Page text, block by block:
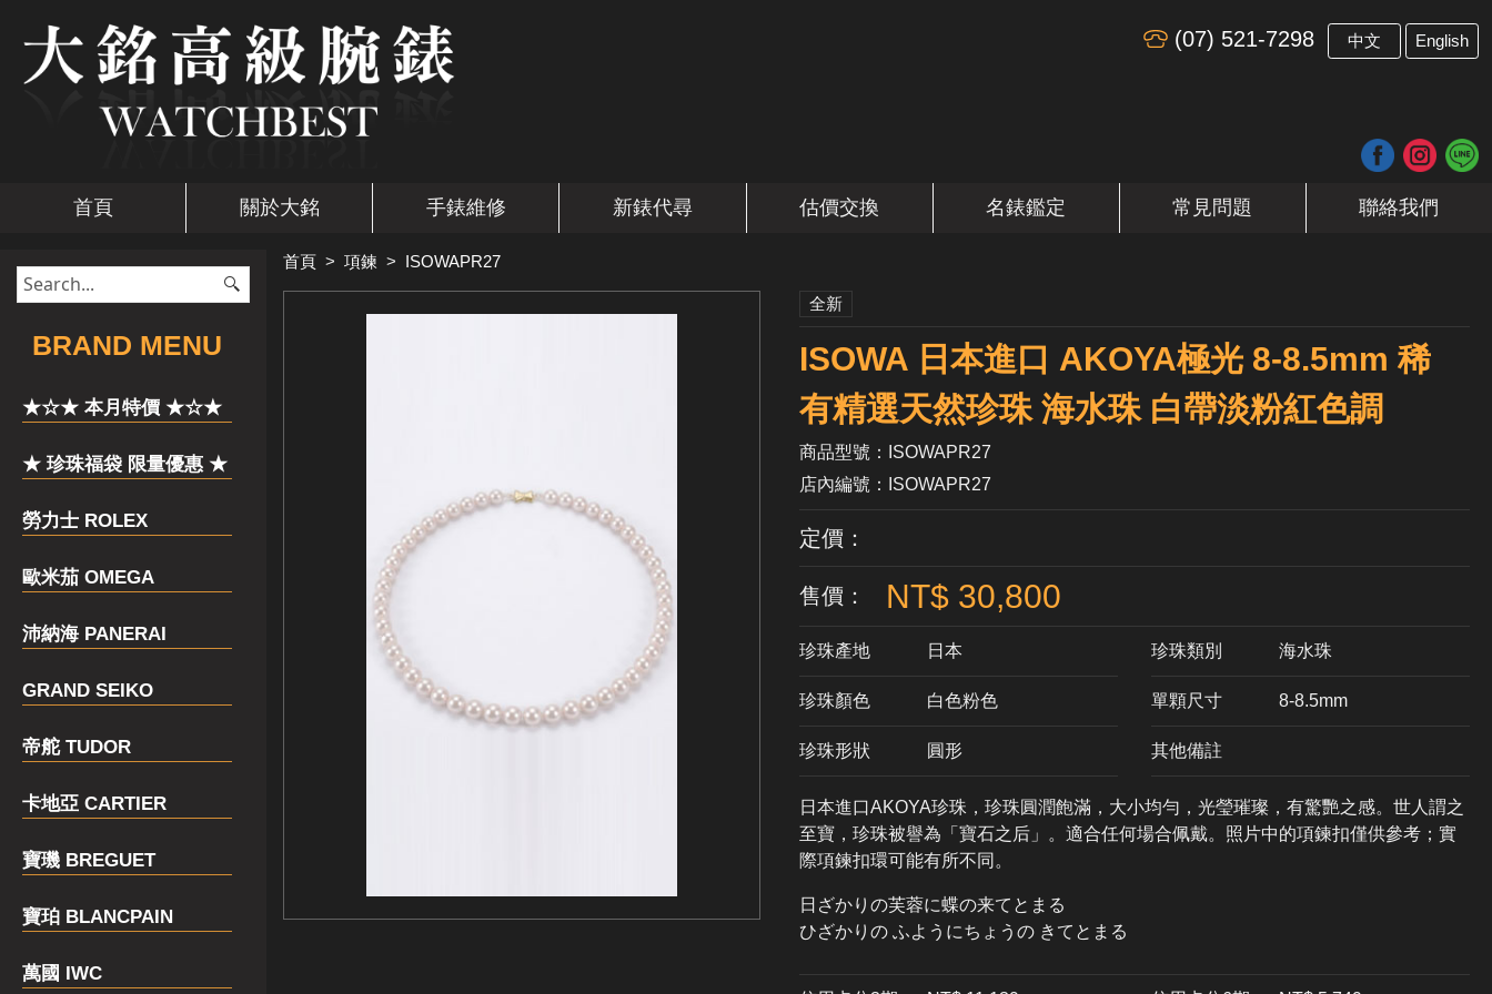
(07) 521-7298 中文 English
首頁 關於大銘 手錶維修 新錶代尋 估價交換 名錶鑑定 常見問題 聯絡我們
​BRAND MENU
★☆★ 本月特價 ★☆★
★ 珍珠福袋 限量優惠 ★
勞力士 ROLEX
歐米茄 OMEGA
沛納海 PANERAI
GRAND SEIKO
帝舵 TUDOR
卡地亞 CARTIER
寶璣 BREGUET
寶珀 BLANCPAIN
萬國 IWC
首頁 > 項鍊 > ISOWAPR27
全新
ISOWA 日本進口 AKOYA極光 8-8.5mm 稀
有精選天然珍珠 海水珠 白帶淡粉紅色調
商品型號：ISOWAPR27
店內編號：ISOWAPR27
定價：
售價： NT$ 30,800
珍珠產地 日本 珍珠類別 海水珠
珍珠顏色 ​白色粉色 單顆尺寸 8-8.5mm
珍珠形狀 圓形 其他備註
日本進口AKOYA珍珠，珍珠圓潤飽滿，大小均勻，光瑩璀璨，有驚艷之感。世人謂之
至寶，珍珠被譽為「寶石之后」。適合任何場合佩戴。照片中的項鍊扣僅供參考；實
際項鍊扣環可能有所不同。
日ざかりの芙蓉に蝶の来てとまる
ひざかりの ふようにちょうの きてとまる